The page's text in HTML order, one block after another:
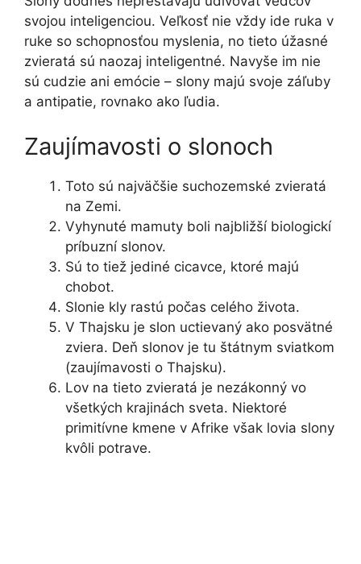
svojou inteligenciou. Veľkosť nie vždy ide ruka v
ruke so schopnosťou myslenia, no tieto úžasné
zvieratá sú naozaj inteligentné. Navyše im nie
sú cudzie ani emócie – slony majú svoje záľuby
a antipatie, rovnako ako ľudia.
Zaujímavosti o slonoch
Toto sú najväčšie suchozemské zvieratá
na Zemi.
Vyhynuté mamuty boli najbližší biologickí
príbuzní slonov.
Sú to tiež jediné cicavce, ktoré majú
chobot.
Slonie kly rastú počas celého života.
V Thajsku je slon uctievaný ako posvätné
zviera. Deň slonov je tu štátnym sviatkom
(zaujímavosti o Thajsku).
Lov na tieto zvieratá je nezákonný vo
všetkých krajinách sveta. Niektoré
primitívne kmene v Afrike však lovia slony
kvôli potrave.